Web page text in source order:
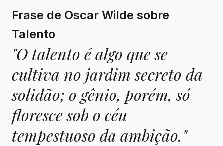
Frase de Oscar Wilde sobre
Talento
"O talento é algo que se
cultiva no jardim secreto da
solidão; o gênio, porém, só
floresce sob o céu
tempestuoso da ambição."